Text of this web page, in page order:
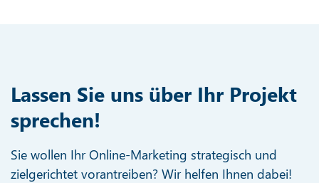
Lassen Sie uns über Ihr Projekt
sprechen!
Sie wollen Ihr Online-Marketing strategisch und
zielgerichtet vorantreiben? Wir helfen Ihnen dabei!